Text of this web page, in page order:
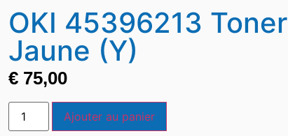
OKI 45396213 Toner
Jaune (Y)
€ 75,00
Ajouter au panier